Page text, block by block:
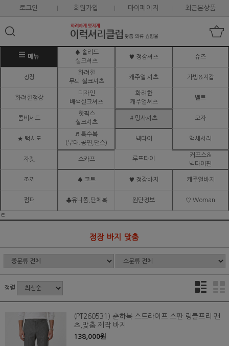
로그인 회원가입 마이페이지 최근본상품
메뉴
♠ 솔리드
실크셔츠
♥ 정장셔츠 슈즈
정장
화려한
무늬 실크셔츠
캐주얼 셔츠 가방&지갑
화려한정장
디자인
배색실크셔츠
화려한
캐주얼셔츠
벨트
콤비세트
핫픽스
실크셔츠
# 망사셔츠 모자
★ 턱시도
♬ 특수복
(무대.공연,댄스)
넥타이 액세서리
자켓 스카프 루프타이
커프스&
넥타이핀
조끼 ♠ 코트 ♥ 정장바지 캐주얼바지
점퍼 ♣유니폼,단체복 원단정보 ♡ Woman
ㅌ
정장 바지 맞춤
정렬
(PT260531) 춘하복 스트라이프 스판 링클프리 팬
츠,맞춤 제작 바지
138,000원